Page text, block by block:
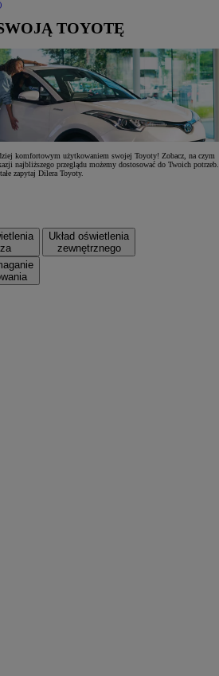
TOYOTĘ
komfortowym użytkowaniem swojej Toyoty! Zobacz, na czym
najbliższego przeglądu możemy dostosować do Twoich potrzeb.
zapytaj Dilera Toyoty.
Układ oświetlenia
zewnętrznego